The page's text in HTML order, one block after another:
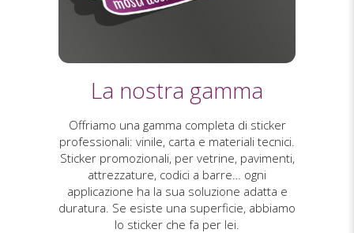
La nostra gamma
Offriamo una gamma completa di sticker
professionali: vinile, carta e materiali tecnici.
Sticker promozionali, per vetrine, pavimenti,
attrezzature, codici a barre… ogni
applicazione ha la sua soluzione adatta e
duratura. Se esiste una superficie, abbiamo
lo sticker che fa per lei.